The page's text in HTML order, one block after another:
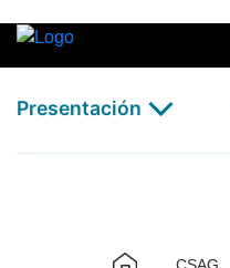
Skip to Main Content
TVG2 - CSAG
Presentación
CSAG